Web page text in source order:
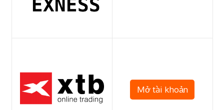
Mở tài khoản